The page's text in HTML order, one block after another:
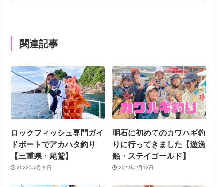
関連記事
ロックフィッシュ専門ガイ
ドボートでアカハタ釣り
【三重県・尾鷲】
2022年7月20日
明石に初めてのカワハギ釣
りに行ってきました【遊漁
船・ステイゴールド】
2022年2月13日